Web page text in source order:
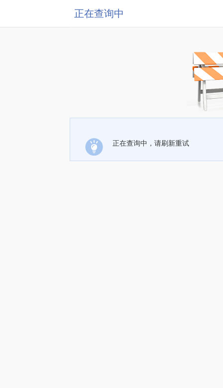
正在查询中
正在查询中，请刷新重试